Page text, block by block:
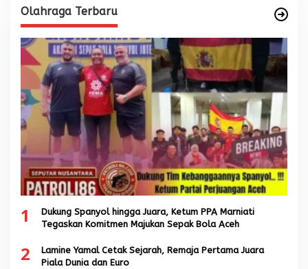
Olahraga Terbaru
1
Dukung Spanyol hingga Juara, Ketum PPA Marniati
Tegaskan Komitmen Majukan Sepak Bola Aceh
2
Lamine Yamal Cetak Sejarah, Remaja Pertama Juara
Piala Dunia dan Euro